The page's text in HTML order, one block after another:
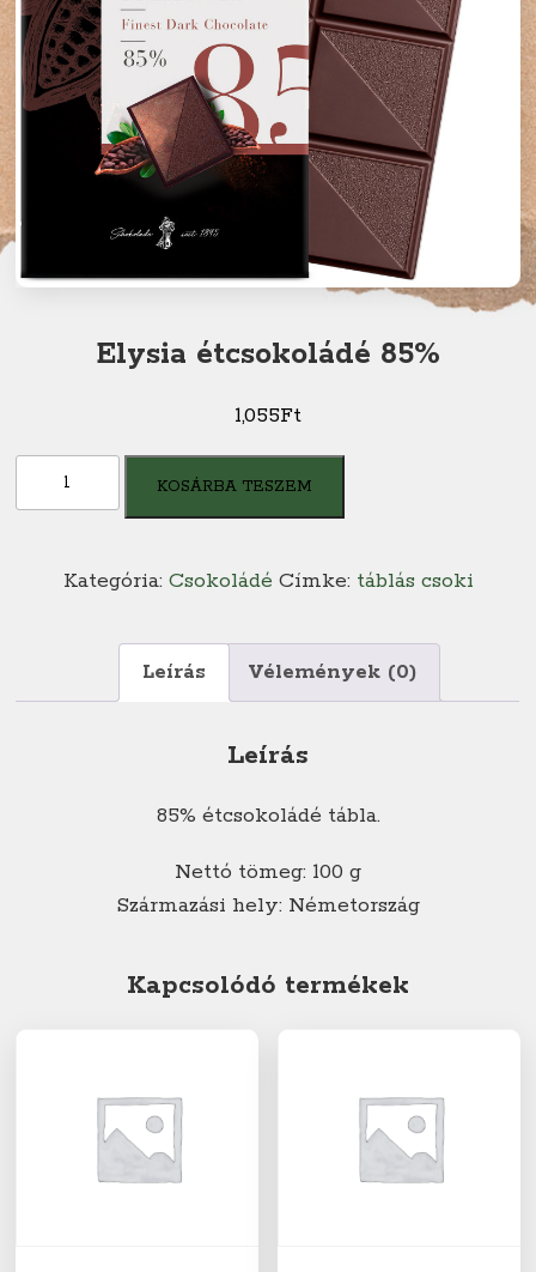
Elysia étcsokoládé 85%
1,055Ft
Elysia
étcsokoládé
mennyiség
KOSÁRBA TESZEM
Kategória: Csokoládé Címke: táblás csoki
Leírás Vélemények (0)
Leírás
85% étcsokoládé tábla.
Nettó tömeg: 100 g
Származási hely: Németország
Kapcsolódó termékek